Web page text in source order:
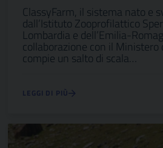
ClassyFarm, il sistema nato e
dall’Istituto Zooprofilattico
Lombardia e dell’Emilia-
collaborazione con il Ministero
compie un salto di scala…
LEGGI DI PIÙ